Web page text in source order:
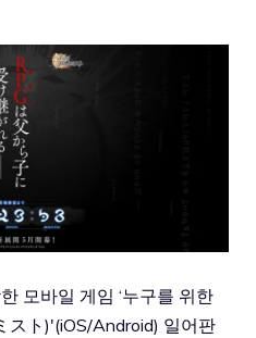
모바일 게임 ‘누구를 위한
スト)'(iOS/Android) 일어판